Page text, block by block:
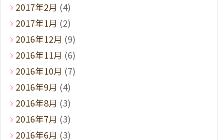
2017年2月 (4)
2017年1月 (2)
2016年12月 (9)
2016年11月 (6)
2016年10月 (7)
2016年9月 (4)
2016年8月 (3)
2016年7月 (3)
2016年6月 (3)